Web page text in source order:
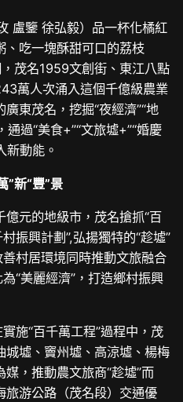
盧鑒 徐弘毅）品一杯化橘紅
、吃一塊酥甜可口的荔枝
茂名1959文創街、東江八點
萬人次涌入這個千億級農業
東茂名，挖掘“夜經濟”“地
通過“美食+”“文旅墟+”“婚慶
新動能。
”新“豐”景
元的地級市，茂名搶抓“百
振興計劃”,弘揚獨特的“趁墟”
村居環境同時推動文旅融合
“美麗經濟”，打造鄉村振興
施“百千萬工程”過程中，茂
城墟、竇州墟、高涼墟、楊梅
，推動農文旅商“趁墟”而
旅游公路（茂名段）交通優